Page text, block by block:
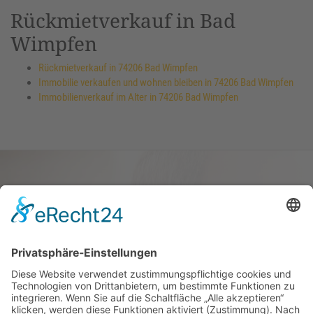
Rückmietverkauf in Bad
Wimpfen
Rückmietverkauf in 74206 Bad Wimpfen
Immobilie verkaufen und wohnen bleiben in 74206 Bad Wimpfen
Immobilienverkauf im Alter in 74206 Bad Wimpfen
verkaufen und darin
wohnen bleiben
Verkaufen Sie Ihr Haus oder Ihre
Eigen­tums­woh­nung und bleiben Sie